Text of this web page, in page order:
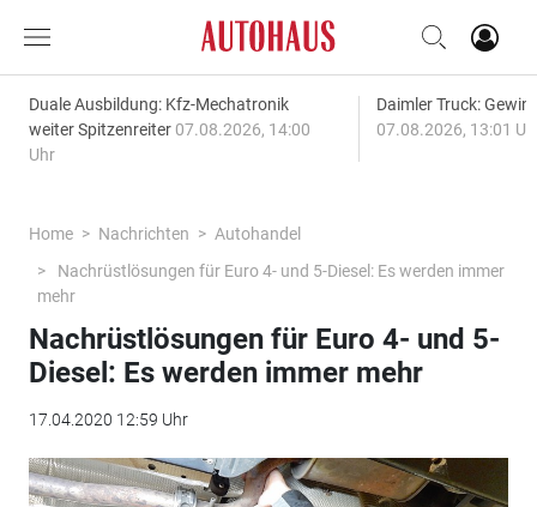
Duale Ausbildung: Kfz-Mechatronik
weiter Spitzenreiter 07.08.2026, 14:00
Uhr
Daimler Truck:
07.08.2026, 13:01
Home Nachrichten
Autohandel
Nachrüstlösungen für Euro 4- und 5-Diesel: Es werden immer
mehr
Nachrüstlösungen für Euro 4- und 5-
Diesel: Es werden immer mehr
17.04.2020 12:59 Uhr